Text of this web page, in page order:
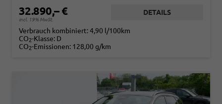
32.890,– €
incl. 19% MwSt.
DETAILS
Verbrauch kombiniert:4,90 l/100km
CO2-Klasse: D
CO2-Emissionen: 128,00 g/km